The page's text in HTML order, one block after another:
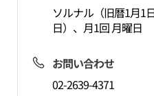
ソルナル（旧暦1月1
日）、月1回 月曜日
お問い合わせ
02-2639-4371